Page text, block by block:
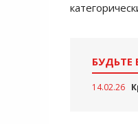
БУДЬТЕ
14.02.26